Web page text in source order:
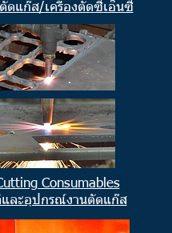
ตัดแก๊ส/เครื่องตัดซีเอ็นซี
Consumables
ละอุปกรณ์งานตัดแก๊ส